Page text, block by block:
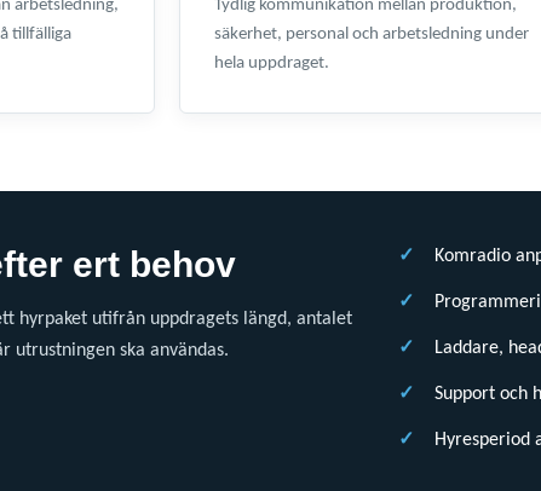
arbetsledning,
tillfälliga
Tydlig kommunikation mellan produktion,
säkerhet, personal och arbetsledning under
hela uppdraget.
ert behov
hyrpaket utifrån uppdragets längd, antalet
utrustningen ska användas.
Komradio
Laddare,
Support och
Hyresperiod